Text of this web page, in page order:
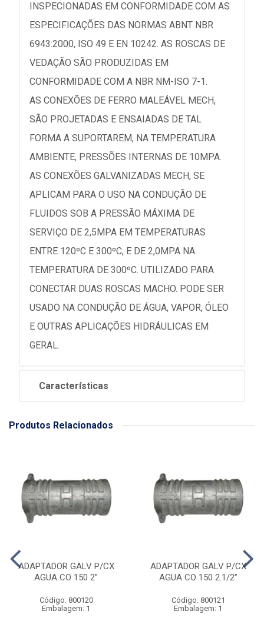
INSPECIONADAS EM CONFORMIDADE COM AS
ESPECIFICAÇÕES DAS NORMAS ABNT NBR
6943:2000, ISO 49 E EN 10242. AS ROSCAS DE
VEDAÇÃO SÃO PRODUZIDAS EM
CONFORMIDADE COM A NBR NM-ISO 7-1.
AS CONEXÕES DE FERRO MALEÁVEL MECH,
SÃO PROJETADAS E ENSAIADAS DE TAL
FORMA A SUPORTAREM, NA TEMPERATURA
AMBIENTE, PRESSÕES INTERNAS DE 10MPA.
AS CONEXÕES GALVANIZADAS MECH, SE
APLICAM PARA O USO NA CONDUÇÃO DE
FLUIDOS SOB A PRESSÃO MÁXIMA DE
SERVIÇO DE 2,5MPA EM TEMPERATURAS
ENTRE 120ºC E 300ºC, E DE 2,0MPA NA
TEMPERATURA DE 300ºC. UTILIZADO PARA
CONECTAR DUAS ROSCAS MACHO. PODE SER
USADO NA CONDUÇÃO DE ÁGUA, VAPOR, ÓLEO
E OUTRAS APLICAÇÕES HIDRÁULICAS EM
GERAL.
Características
Produtos Relacionados
ADAPTADOR GALV P/CX
AGUA CO 150 2''
Código: 800120
Embalagem: 1
ADAPTADOR GALV P/CX
AGUA CO 150 2.1/2”
Código: 800121
Embalagem: 1